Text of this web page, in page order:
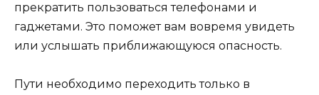
прекратить пользоваться телефонами и
гаджетами. Это поможет вам вовремя увидеть
или услышать приближающуюся опасность.
Пути необходимо переходить только в